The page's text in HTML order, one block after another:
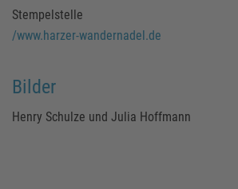
Stempelstelle
/www.harzer-wandernadel.de
Bilder
Henry Schulze und Julia Hoffmann